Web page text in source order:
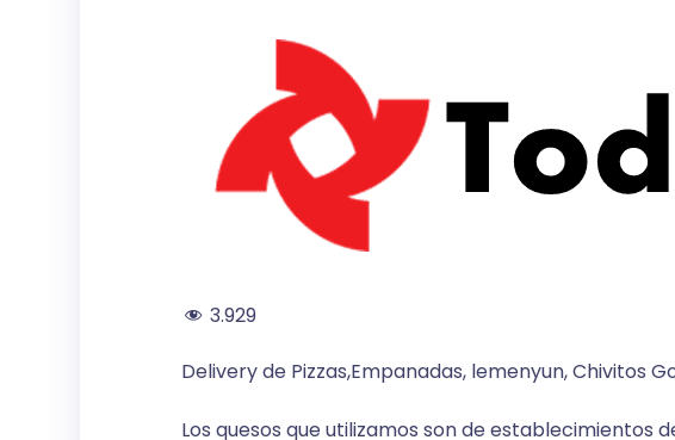
3.929
Delivery de Pizzas,Empanadas, lemenyun, Chivitos
Los quesos que utilizamos son de establecimientos